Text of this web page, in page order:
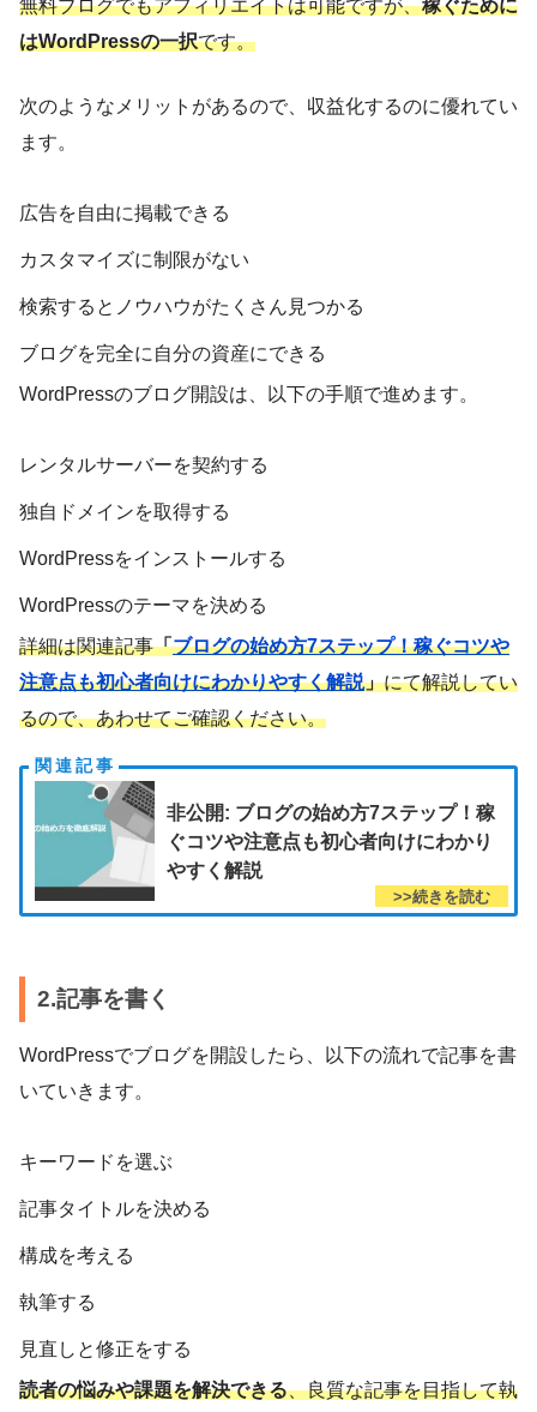
無料ブログでもアフィリエイトは可能ですが、稼ぐために
はWordPressの一択です。
次のようなメリットがあるので、収益化するのに優れてい
ます。
広告を自由に掲載できる
カスタマイズに制限がない
検索するとノウハウがたくさん見つかる
ブログを完全に自分の資産にできる
WordPressのブログ開設は、以下の手順で進めます。
レンタルサーバーを契約する
独自ドメインを取得する
WordPressをインストールする
WordPressのテーマを決める
詳細は関連記事「ブログの始め方7ステップ！稼ぐコツや
注意点も初心者向けにわかりやすく解説」にて解説してい
るので、あわせてご確認ください。
非公開: ブログの始め方7ステップ！稼
ぐコツや注意点も初心者向けにわかり
やすく解説
2.記事を書く
WordPressでブログを開設したら、以下の流れで記事を書
いていきます。
キーワードを選ぶ
記事タイトルを決める
構成を考える
執筆する
見直しと修正をする
読者の悩みや課題を解決できる、良質な記事を目指して執